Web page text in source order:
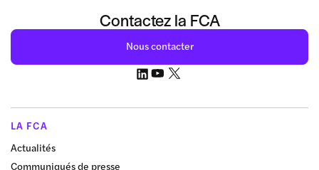
Contactez la FCA
Nous contacter
LA FCA
Actualités
Communiqués de presse